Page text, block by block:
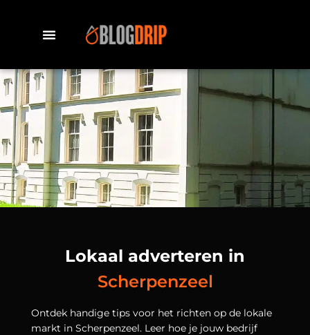
Lokaal adverteren in
Scherpenzeel
Ontdek handige tips voor het richten op de lokale
markt in Scherpenzeel. Leer hoe je jouw bedrijf